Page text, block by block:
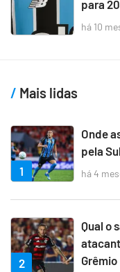
para
há 10
Mais lidas
1
Onde
pela
há 4
2
Qual o
Grêmio